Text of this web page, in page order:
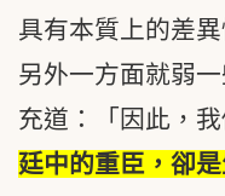
具有本質上的差
另外一方面就弱
充道：「因此，我
廷中的重臣，卻